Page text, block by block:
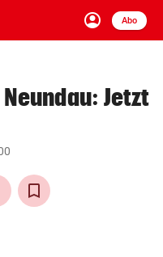
account_circle
Anmelden
Abo
close Schließen
arrow_right
Jetzt